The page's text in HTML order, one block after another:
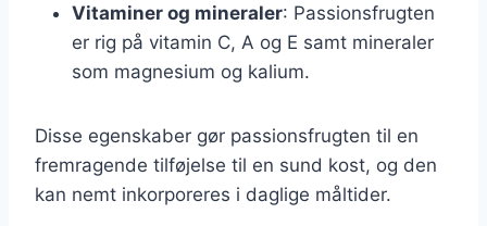
Vitaminer og mineraler: Passionsfrugten
er rig på vitamin C, A og E samt mineraler
som magnesium og kalium.
Disse egenskaber gør passionsfrugten til en
fremragende tilføjelse til en sund kost, og den
kan nemt inkorporeres i daglige måltider.